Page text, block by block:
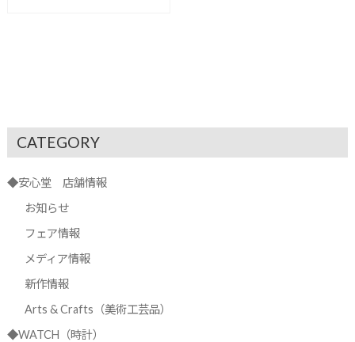
CATEGORY
◆安心堂 店舗情報
お知らせ
フェア情報
メディア情報
新作情報
Arts & Crafts（美術工芸品）
◆WATCH（時計）